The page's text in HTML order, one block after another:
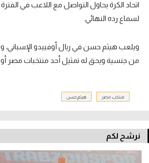
اتحاد الكرة يحاول التواصل مع اللاعب في الفترة
لسماع رده النهائي.
ويلعب هيثم حسن في ريال أوفييدو الإسباني،
من جنسية ويحق له تمثيل أحد منتخبات مصر
منتخب مصر هيثم حسن
نرشح لكم